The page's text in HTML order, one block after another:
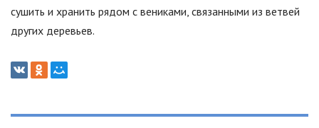
сушить и хранить рядом с вениками, связанными из ветвей
других деревьев.